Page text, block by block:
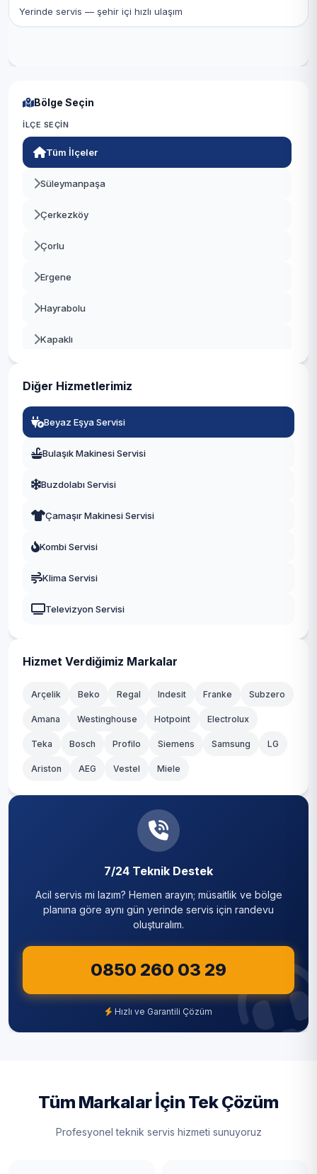
Yerinde servis — şehir içi hızlı ulaşım
Bölge Seçin
İLÇE SEÇIN
Tüm İlçeler
Süleymanpaşa
Çerkezköy
Çorlu
Ergene
Hayrabolu
Kapaklı
Diğer Hizmetlerimiz
Beyaz Eşya Servisi
Bulaşık Makinesi Servisi
Buzdolabı Servisi
Çamaşır Makinesi Servisi
Kombi Servisi
Klima Servisi
Televizyon Servisi
Hizmet Verdiğimiz Markalar
Arçelik Beko Regal Indesit Franke Subzero
Amana Westinghouse Hotpoint Electrolux
Teka Bosch Profilo Siemens Samsung LG
Ariston AEG Vestel Miele
7/24 Teknik Destek
Acil servis mi lazım? Hemen arayın; müsaitlik ve bölge
planına göre aynı gün yerinde servis için randevu
oluşturalım.
0850 260 03 29
Hızlı ve Garantili Çözüm
Tüm Markalar İçin Tek Çözüm
Profesyonel teknik servis hizmeti sunuyoruz